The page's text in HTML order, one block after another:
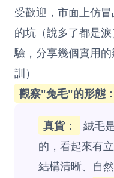
受歡迎，市面上仿
的坑（說多了都是
驗，分享幾個實用
訓）
觀察"兔毛"的形態：
真貨： 絨毛
的，看起來有
結構清晰、自